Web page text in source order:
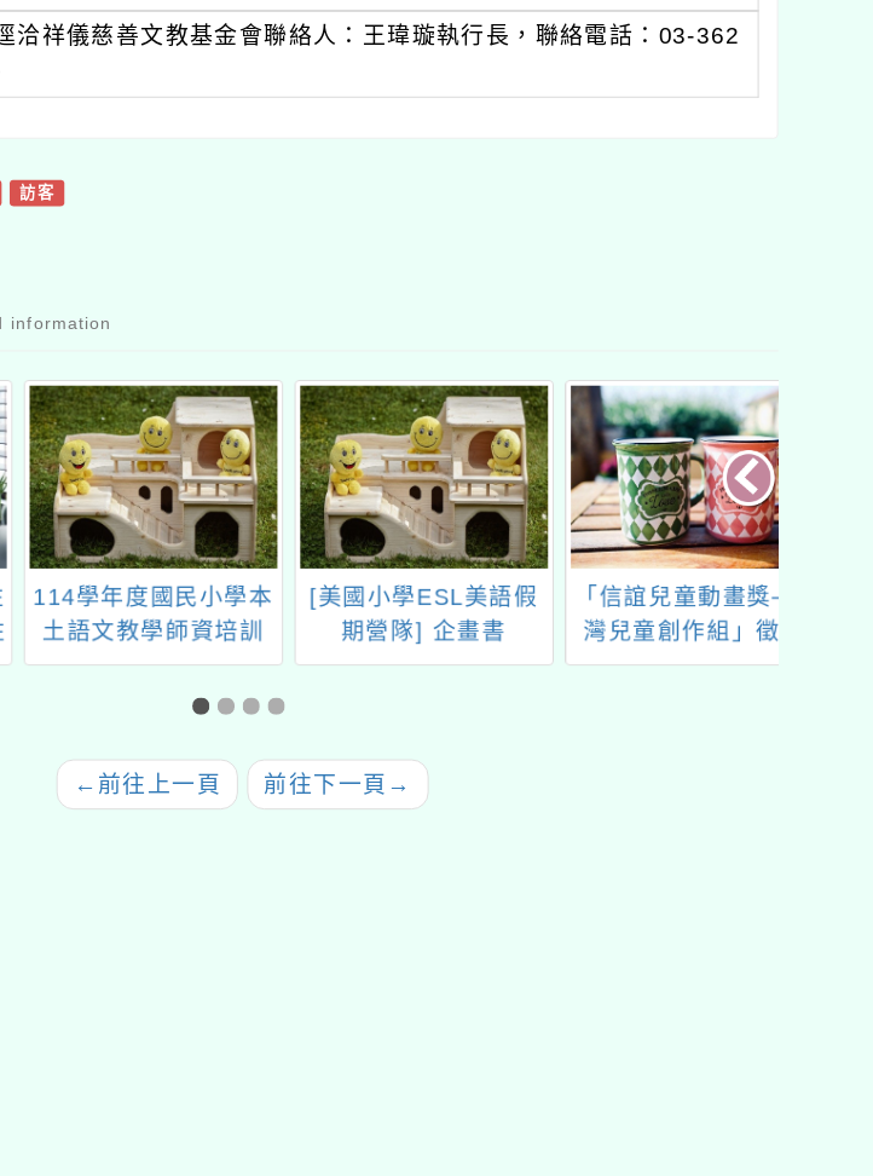
洽祥儀慈善文教基金會聯絡人：王瑋璇執行長，聯絡電話：03-362
訪客
information
學年度國民小學本
語文教學師資培訓
閩南語認證研習班）
[美國小學ESL美語假
期營隊] 企畫書
「信誼兒童動畫獎─台
灣兒童創作組」徵獎
← 前往上一頁 前往下一頁 →